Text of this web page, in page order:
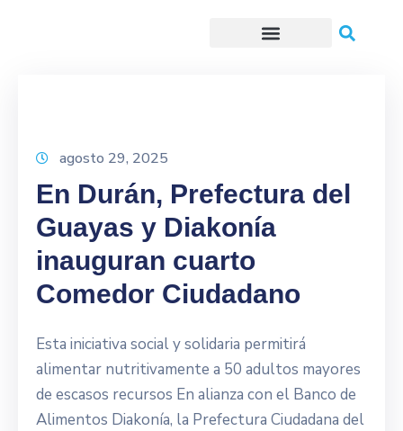
agosto 29, 2025
En Durán, Prefectura del
Guayas y Diakonía
inauguran cuarto
Comedor Ciudadano
Esta iniciativa social y solidaria permitirá
alimentar nutritivamente a 50 adultos mayores
de escasos recursos En alianza con el Banco de
Alimentos Diakonía, la Prefectura Ciudadana del